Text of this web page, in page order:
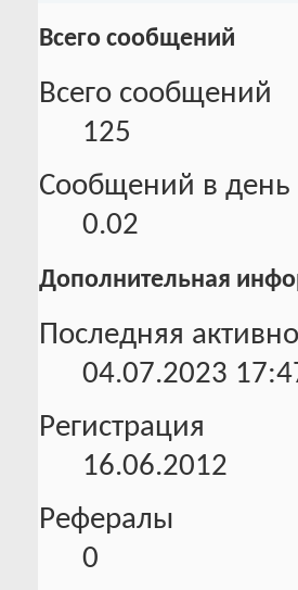
Всего сообщений
Всего сообщений
125
Сообщений в день
0.02
Дополнительная
Последняя
04.07.2023
Регистрация
16.06.2012
Рефералы
0